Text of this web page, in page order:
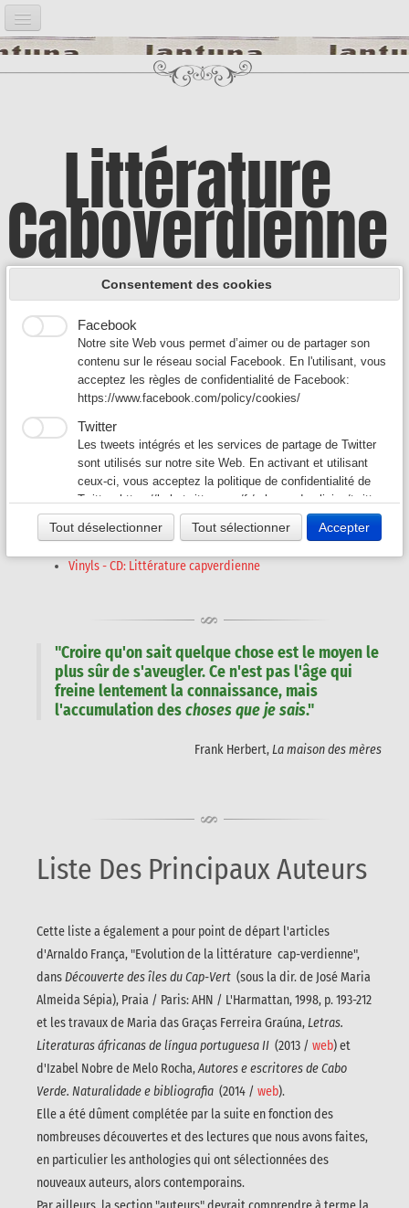
Accueil
Introduction
Illustrations▼
Auteurs A▼
Auteurs B - C▼
Auteurs D-F▼
Auteurs G-L ▼
Auteurs M-O▼
Auteurs P - S▼
Auteurs T - V
Revues L-Z▼
Littérature
Caboverdienne
A la découverte d'une culture encore
méconnue
Les Auteur(e)s
Liste des principaux auteurs
Quelques dates repère...
Périodisation de la littérature capverdienne
Vinyls - CD: Littérature capverdienne
"Croire qu'on sait quelque chose est le moyen le
plus sûr de s'aveugler. Ce n'est pas l'âge qui
freine lentement la connaissance, mais
l'accumulation deschoses que je sais."
Frank Herbert,La maison des mères
Liste Des Principaux Auteurs
Cette liste a également a pour point de départ l'articles
d'Arnaldo França, "Evolution de la littérature cap-verdienne",
dansDécouverte des îles du Cap-Vert (sous la dir. de José Maria
Almeida Sépia), Praia / Paris: AHN / L'Harmattan, 1998, p. 193-212
et les travaux de Maria das Graças Ferreira Graúna,Letras.
Literaturas áfricanas de língua portuguesa II (2013 / web) et
d'Izabel Nobre de Melo Rocha,Autores e escritores de Cabo
Verde. Naturalidade e bibliografia (2014 / web).
Elle a été dûment complétée par la suite en fonction des
nombreuses découvertes et des lectures que nous avons faites,
en particulier les anthologies qui ont sélectionnées des
nouveaux auteurs, alors contemporains.
Consentement des cookies
Google Analytics
Google Analytics est un service utilisé sur notre site Web
qui permet de suivre, de signaler le trafic et de mesurer la
manière dont les utilisateurs interagissent avec le contenu
de notre site Web afin de l’améliorer et de fournir de
Facebook
Notre site Web vous permet d’aimer ou de partager son
contenu sur le réseau social Facebook. En l'utilisant, vous
acceptez les règles de confidentialité de Facebook:
https://www.facebook.com/policy/cookies/
Twitter
Les tweets intégrés et les services de partage de Twitter
sont utilisés sur notre site Web. En activant et utilisant
ceux-ci, vous acceptez la politique de confidentialité de
Twitter:https://help.twitter.com/fr/rules-and-policies/twitter-
cookies
Tout déselectionner Tout sélectionner Accepter